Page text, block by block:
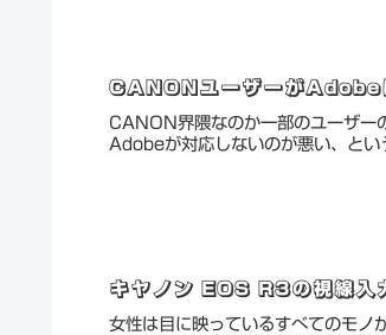
CANONユーザーがAdobe
CANON界隈なのか一部のユーザ
Adobeが対応しないのが悪い、とい
キヤノン EOS R3の視線入
女性は目に映っているすべてのモノ